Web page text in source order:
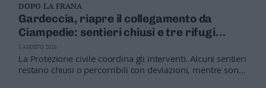
DOPO LA FRANA
Gardeccia, riapre il collegamento da
Ciampedie: sentieri chiusi e tre rifugi
senza servizi
La Protezione civile coordina gli interventi. Alcuni sentieri
restano chiusi o percorribili con deviazioni, mentre sono
3 AGOSTO 2026